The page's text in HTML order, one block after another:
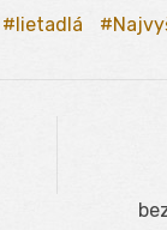
lietadlá
post: